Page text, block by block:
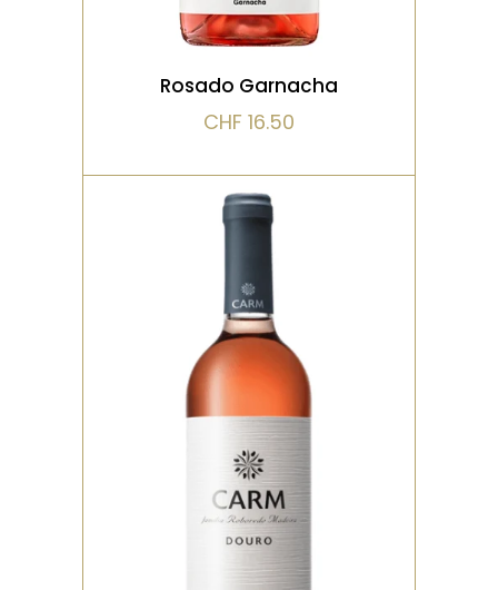
Rosado Garnacha
CHF 16.50
ROSÉ
Un rosé élégant et
aromatique, aux notes de
fraise, framboise et violette.
La bouche est fra